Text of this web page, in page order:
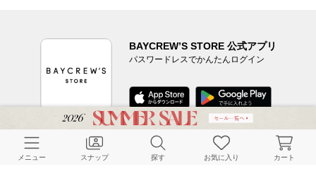
BAYCREW’S STORE 公式アプリ
パスワードレスでかんたんログイン
CUSTOMER SERVICE
メニュー スナップ 探す お気に入り カート